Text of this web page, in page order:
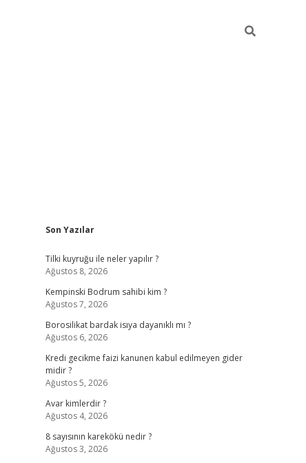
Sidebar
Son Yazılar
Tilki kuyruğu ile neler yapılır ?
Ağustos 8, 2026
Kempinski Bodrum sahibi kim ?
Ağustos 7, 2026
Borosilikat bardak isıya dayanıklı mı ?
Ağustos 6, 2026
Kredi gecikme faizi kanunen kabul edilmeyen gider
midir ?
Ağustos 5, 2026
Avar kimlerdir ?
Ağustos 4, 2026
8 sayısının karekökü nedir ?
Ağustos 3, 2026